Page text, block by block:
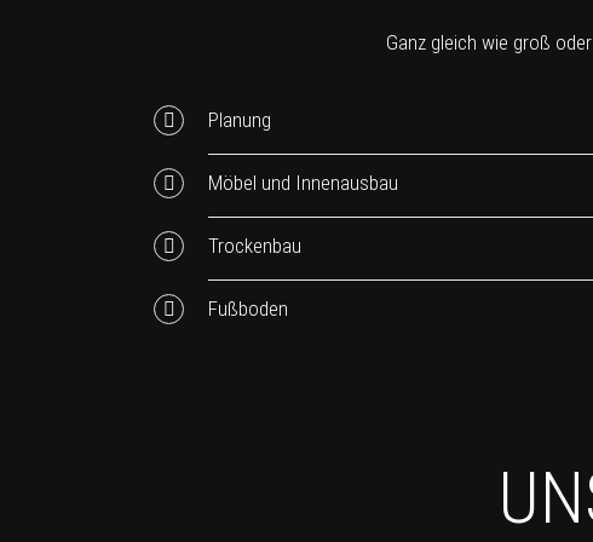
Ganz gleich wie groß
Planung
Möbel und Innenausbau
Trockenbau
Fußboden